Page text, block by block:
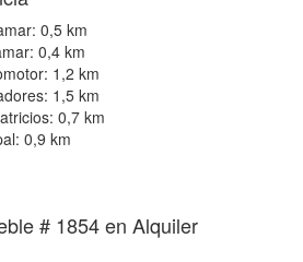
0,5 km
0,4 km
1,2 km
1,5 km
0,7 km
0,9 km
# 1854 en Alquiler